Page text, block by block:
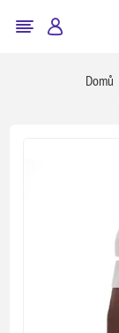
Domů